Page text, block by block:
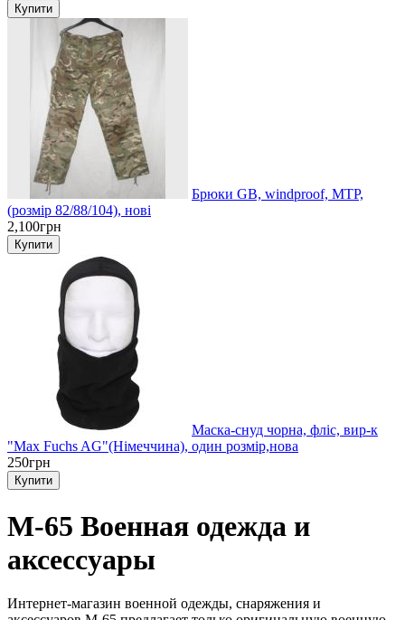
Брюки GB, windproof, MTP,
(розмір 82/88/104), нові
2,100грн
Маска-снуд чорна, фліс, вир-к
"Max Fuchs AG"(Німеччина), один розмір,нова
250грн
М-65 Военная одежда и
аксессуары
Интернет-магазин военной одежды, снаряжения и